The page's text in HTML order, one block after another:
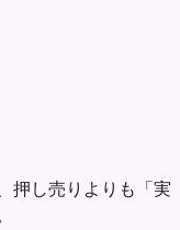
押し売りよりも「実